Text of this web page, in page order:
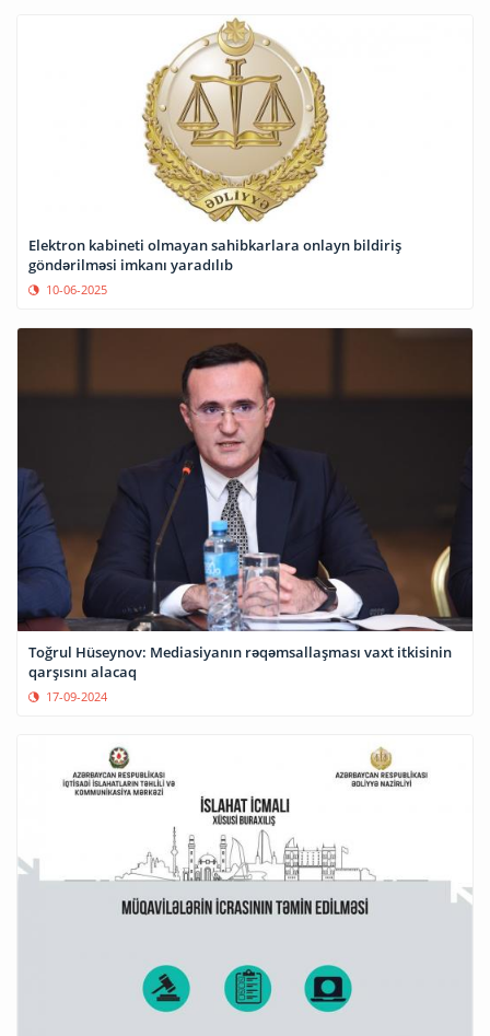
Elektron kabineti olmayan sahibkarlara onlayn bildiriş
göndərilməsi imkanı yaradılıb
10-06-2025
Toğrul Hüseynov: Mediasiyanın rəqəmsallaşması vaxt itkisinin
qarşısını alacaq
17-09-2024